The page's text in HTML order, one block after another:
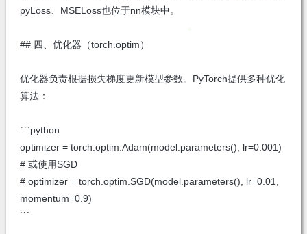
pyLoss、MSELoss也位于nn模块中。
## 四、优化器（torch.optim）
优化器负责根据损失梯度更新模型参数。PyTorch提供多种优化
算法：
```python
optimizer = torch.optim.Adam(model.parameters(), lr=0.001)
# 或使用SGD
# optimizer = torch.optim.SGD(model.parameters(), lr=0.01,
momentum=0.9)
```